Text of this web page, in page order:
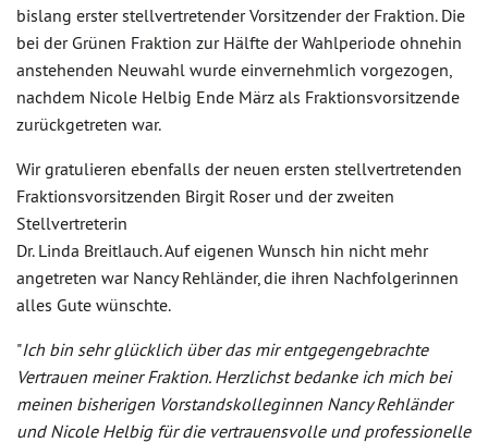
bislang erster stellvertretender Vorsitzender der Fraktion. Die
bei der Grünen Fraktion zur Hälfte der Wahlperiode ohnehin
anstehenden Neuwahl wurde einvernehmlich vorgezogen,
nachdem Nicole Helbig Ende März als Fraktionsvorsitzende
zurückgetreten war.
Wir gratulieren ebenfalls der neuen ersten stellvertretenden
Fraktionsvorsitzenden Birgit Roser und der zweiten
Stellvertreterin
Dr. Linda Breitlauch. Auf eigenen Wunsch hin nicht mehr
angetreten war Nancy Rehländer, die ihren Nachfolgerinnen
alles Gute wünschte.
"Ich bin sehr glücklich über das mir entgegengebrachte
Vertrauen meiner Fraktion. Herzlichst bedanke ich mich bei
meinen bisherigen Vorstandskolleginnen Nancy Rehländer
und Nicole Helbig für die vertrauensvolle und professionelle